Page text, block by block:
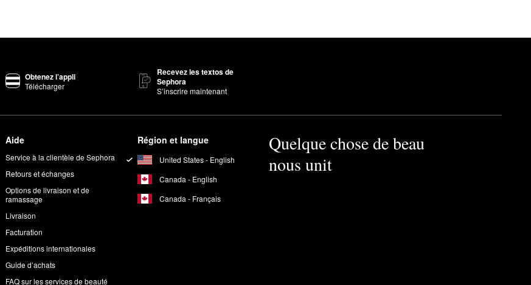
Obtenez l’appli
Télécharger
Recevez les textos de
Sephora
S’inscrire maintenant
Aide
Service à la clientèle de Sephora
Retours et échanges
Options de livraison et de
ramassage
Livraison
Facturation
Expéditions internationales
Guide d’achats
FAQ sur les services de beauté
Région et langue
United States - English
Canada - English
Canada - Français
Quelque chose de beau
nous unit